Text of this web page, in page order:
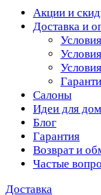
Акции и
Доставка и
Салоны
Идеи для
Блог
Гарантия
Возврат и
Частые
Доставка